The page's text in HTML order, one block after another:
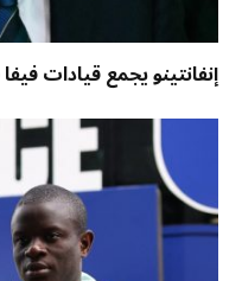
إنفانتينو يجمع قيادات